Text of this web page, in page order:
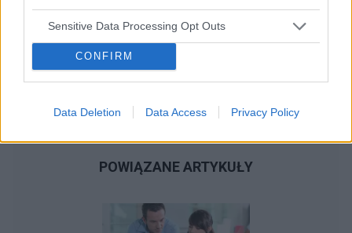
Sensitive Data Processing Opt Outs
CONFIRM
Data Deletion Data Access Privacy Policy
POWIĄZANE ARTYKUŁY